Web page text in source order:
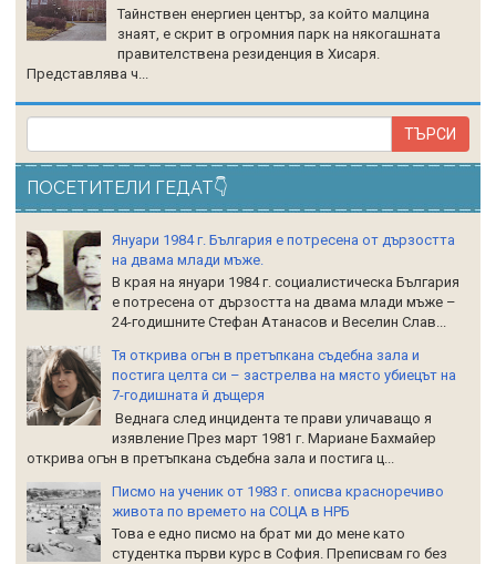
Тайнствен енергиен център, за който малцина
знаят, е скрит в огромния парк на някогашната
правителствена резиденция в Хисаря.
Представлява ч...
ПОСЕТИТЕЛИ ГЕДАТ👇
Януари 1984 г. България е потресена от дързостта
на двама млади мъже.
В края на януари 1984 г. социалистическа България
е потресена от дързостта на двама млади мъже –
24-годишните Стефан Атанасов и Веселин Слав...
Тя открива огън в претъпкана съдебна зала и
постига целта си – застрелва на място убиецът на
7-годишната й дъщеря
Веднага след инцидента те прави уличаващо я
изявление През март 1981 г. Мариане Бахмайер
открива огън в претъпкана съдебна зала и постига ц...
Писмо на ученик от 1983 г. описва красноречиво
живота по времето на СОЦА в НРБ
Това е едно писмо на брат ми до мене като
студентка първи курс в София. Преписвам го без